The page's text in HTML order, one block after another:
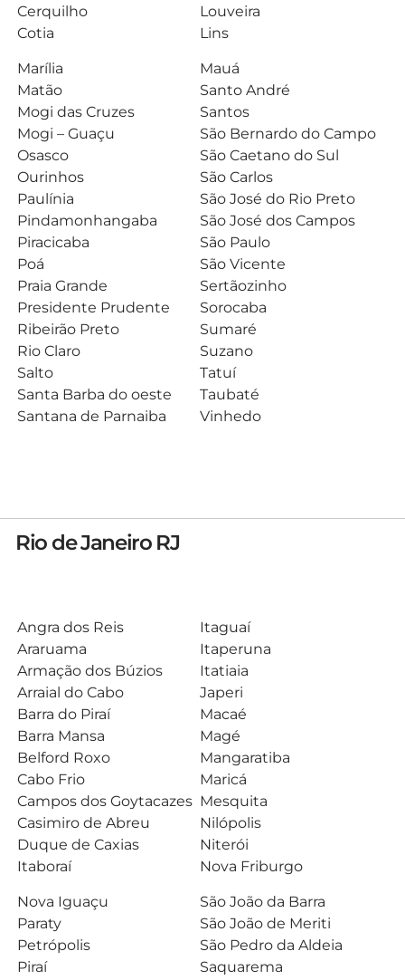
Cerquilho
Cotia
Louveira
Lins
Marília
Matão
Mogi das Cruzes
Mogi – Guaçu
Osasco
Ourinhos
Paulínia
Pindamonhangaba
Piracicaba
Poá
Praia Grande
Presidente Prudente
Ribeirão Preto
Rio Claro
Salto
Santa Barba do oeste
Santana de Parnaiba
Mauá
Santo André
Santos
São Bernardo do Campo
São Caetano do Sul
São Carlos
São José do Rio Preto
São José dos Campos
São Paulo
São Vicente
Sertãozinho
Sorocaba
Sumaré
Suzano
Tatuí
Taubaté
Vinhedo
Rio de Janeiro RJ
Angra dos Reis
Araruama
Armação dos Búzios
Arraial do Cabo
Barra do Piraí
Barra Mansa
Belford Roxo
Cabo Frio
Campos dos Goytacazes
Casimiro de Abreu
Duque de Caxias
Itaboraí
Itaguaí
Itaperuna
Itatiaia
Japeri
Macaé
Magé
Mangaratiba
Maricá
Mesquita
Nilópolis
Niterói
Nova Friburgo
Nova Iguaçu
Paraty
Petrópolis
Piraí
São João da Barra
São João de Meriti
São Pedro da Aldeia
Saquarema